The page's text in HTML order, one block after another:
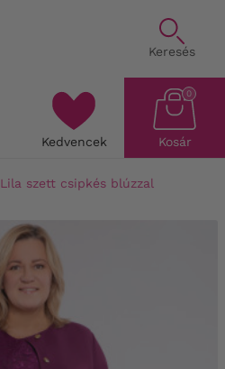
Keresés
Kedvencek Kosár
0
Lila szett csipkés blúzzal